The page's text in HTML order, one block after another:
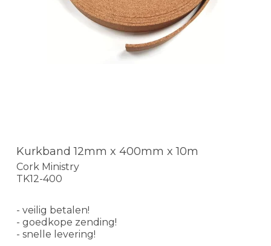
Kurkband 12mm x 400mm x 10m
Cork Ministry
TK12-400
- veilig betalen!
- goedkope zending!
- snelle levering!